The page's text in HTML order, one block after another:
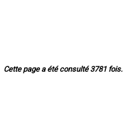
Cette page a été consulté 3781 fois.